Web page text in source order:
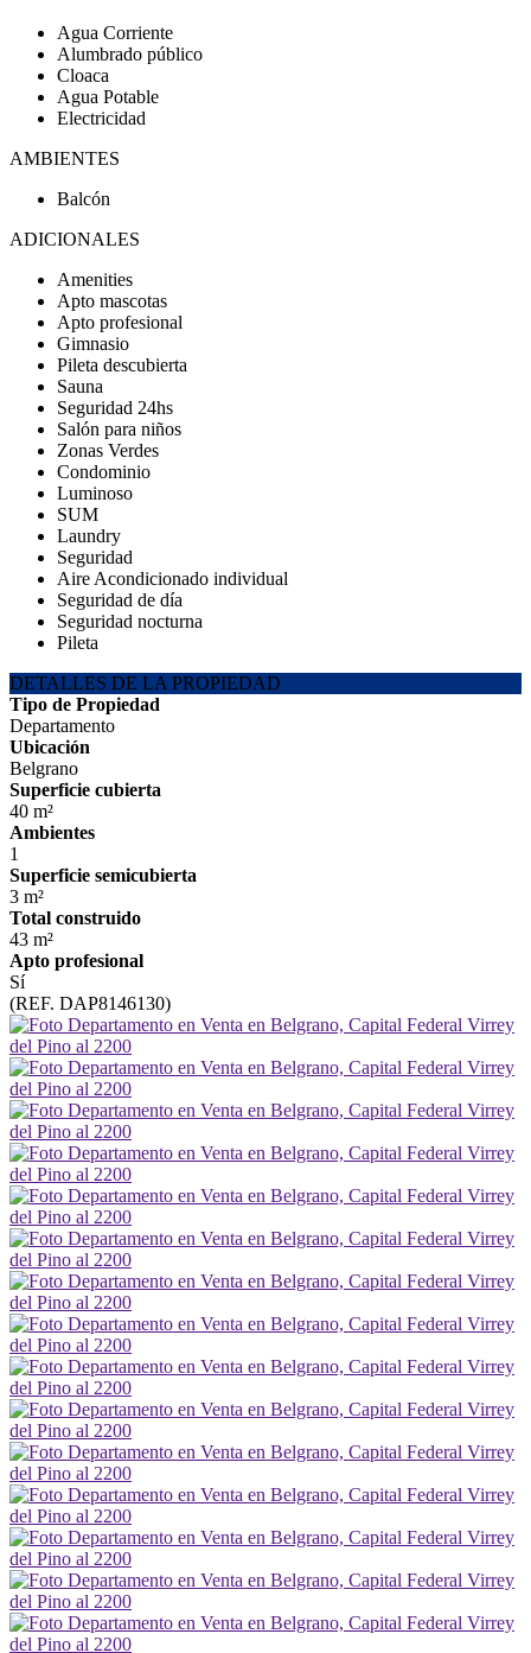
Agua Corriente
Alumbrado público
Cloaca
Agua Potable
Electricidad
AMBIENTES
Balcón
ADICIONALES
Amenities
Apto mascotas
Apto profesional
Gimnasio
Pileta descubierta
Sauna
Seguridad 24hs
Salón para niños
Zonas Verdes
Condominio
Luminoso
SUM
Laundry
Seguridad
Aire Acondicionado individual
Seguridad de día
Seguridad nocturna
Pileta
DETALLES DE LA PROPIEDAD
Tipo de Propiedad
Departamento
Ubicación
Belgrano
Superficie cubierta
40 m²
Ambientes
1
Superficie semicubierta
3 m²
Total construido
43 m²
Apto profesional
Sí
(REF. DAP8146130)